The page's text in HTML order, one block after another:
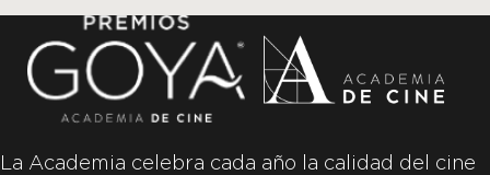
La Academia celebra cada año la calidad del cine